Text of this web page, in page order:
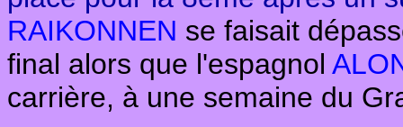
RAIKONNEN se faisait
final alors que l'espagnol
carrière, à une semaine du